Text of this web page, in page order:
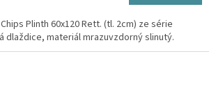
Plinth 60x120 Rett. (tl. 2cm) ze série
dlaždice, materiál mrazuvzdorný slinutý.